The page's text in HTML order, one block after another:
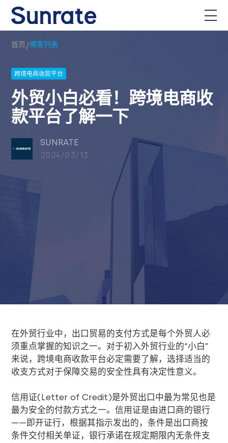
首页/博客列表
跨境电商收款平台
外贸小白必看！跨境电商收
款平台了解一下
SUNRATE
2024/03/13
在外贸行业中，出口贸易的支付方式是每个外贸人必
须重点掌握的知识之一。对于初入外贸行业的“小白”
来说， 跨境电商收款平台必定需要了解，选择适当的
收支方式对于保障交易的安全性具有决定性意义。
信用证(Letter of Credit)是外贸出口中最为常见也是
最为安全的付款方式之一。信用证是由进口商的银行
——即开证行，根据其指示发出的，条件是出口商按
条件交付相关单证，银行承诺在规定期限内无条件支